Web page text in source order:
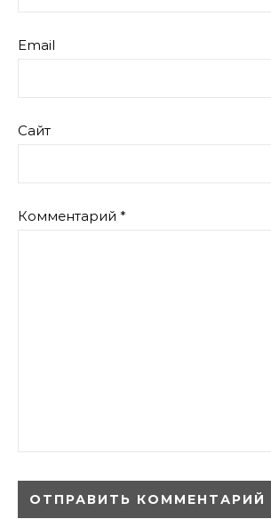
Email
Сайт
Комментарий *